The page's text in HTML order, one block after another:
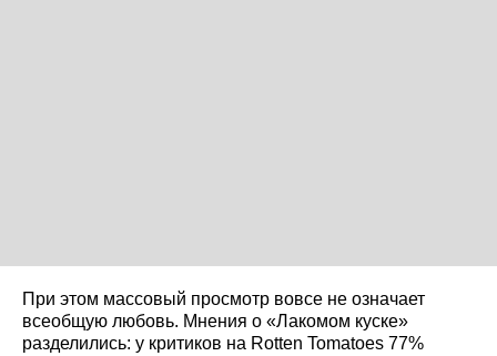
При этом массовый просмотр вовсе не означает
всеобщую любовь. Мнения о «Лакомом куске»
разделились: у критиков на Rotten Tomatoes 77%